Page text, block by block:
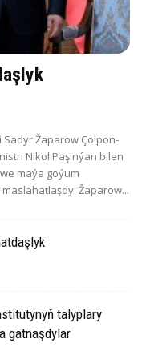
Žaparow Çolpon-
Nikol Paşinýan bilen
maýa goýum
Žaparow...
talyplary
gatnaşdylar